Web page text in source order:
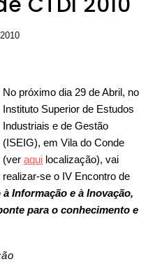
No próximo dia 29 de Abril, no
Instituto Superior de Estudos
Industriais e de Gestão
(ISEIG), em Vila do Conde
(ver aqui localização), vai
realizar-se o IV Encontro de
Informação e à Inovação,
para o conhecimento e